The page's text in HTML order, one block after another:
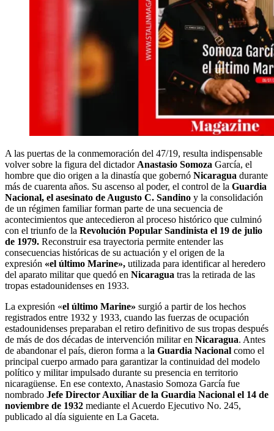
A las puertas de la conmemoración del 47/19, resulta indispensable
volver sobre la figura del dictadorAnastasio Somoza García, el
hombre que dio origen a la dinastía que gobernó Nicaragua durante
más de cuarenta años. Su ascenso al poder, el control de la Guardia
Nacional, el asesinato de Augusto C. Sandino y la consolidación
de un régimen familiar forman parte de una secuencia de
acontecimientos que antecedieron al proceso histórico que culminó
con el triunfo de la Revolución Popular Sandinista el 19 de julio
de 1979. Reconstruir esa trayectoria permite entender las
consecuencias históricas de su actuación y el origen de la
expresión «el último Marine», utilizada para identificar al heredero
del aparato militar que quedó en Nicaragua tras la retirada de las
tropas estadounidenses en 1933.
La expresión «el último Marine» surgió a partir de los hechos
registrados entre 1932 y 1933, cuando las fuerzas de ocupación
estadounidenses preparaban el retiro definitivo de sus tropas después
de más de dos décadas de intervención militar en Nicaragua. Antes
de abandonar el país, dieron forma a la Guardia Nacional como el
principal cuerpo armado para garantizar la continuidad del modelo
político y militar impulsado durante su presencia en territorio
nicaragüense. En ese contexto, Anastasio Somoza García fue
nombrado Jefe Director Auxiliar de la Guardia Nacional el 14 de
noviembre de 1932 mediante el Acuerdo Ejecutivo No. 245,
publicado al día siguiente en La Gaceta.